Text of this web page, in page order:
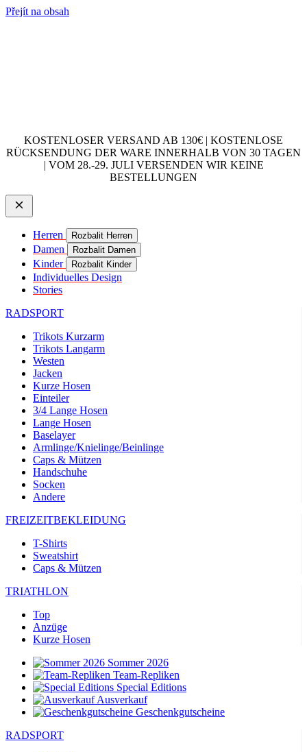
Přejít na obsah
KOSTENLOSER VERSAND AB 130€ | KOSTENLOSE
RÜCKSENDUNG DER WARE INNERHALB VON 30 TAGEN
| VOM 28.-29. JULI VERSENDEN WIR KEINE
BESTELLUNGEN
Herren Rozbalit Herren
Damen Rozbalit Damen
Kinder Rozbalit Kinder
Individuelles Design
Stories
RADSPORT
Trikots Kurzarm
Trikots Langarm
Westen
Jacken
Kurze Hosen
Einteiler
3/4 Lange Hosen
Lange Hosen
Baselayer
Armlinge/Knielinge/Beinlinge
Caps & Mützen
Handschuhe
Socken
Andere
FREIZEITBEKLEIDUNG
T-Shirts
Sweatshirt
Caps & Mützen
TRIATHLON
Top
Anzüge
Kurze Hosen
Sommer 2026
Team-Repliken
Special Editions
Ausverkauf
Geschenkgutscheine
RADSPORT